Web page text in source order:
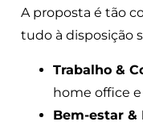
A proposta é tão
tudo à disposição
Trabalho &
home office
Bem-estar &